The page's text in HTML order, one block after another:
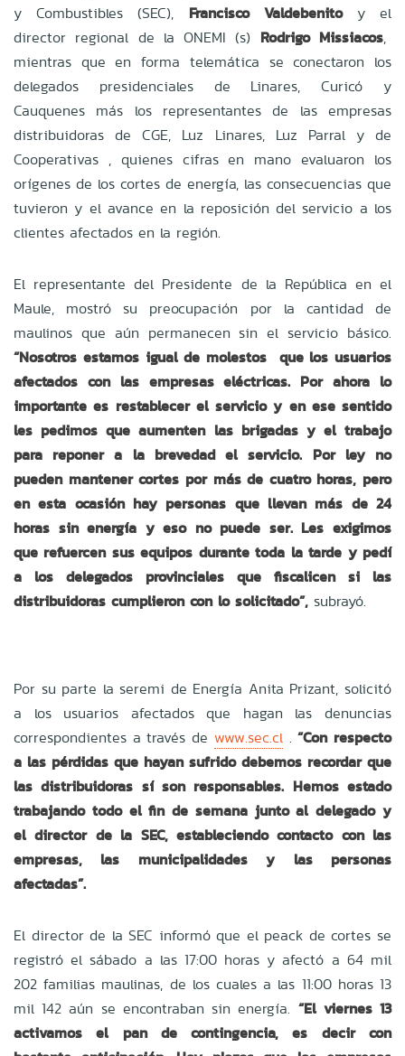
y Combustibles (SEC), Francisco Valdebenitoy el
director regional de la ONEMI (s) Rodrigo Missiacos,
mientras que en forma telemática se conectaron los
delegados presidenciales de Linares, Curicó y
Cauquenes más los representantes de las empresas
distribuidoras de CGE, Luz Linares, Luz Parral y de
Cooperativas , quienes cifras en mano evaluaron los
orígenes de los cortes de energía, las consecuencias que
tuvieron y el avance en la reposición del servicio a los
clientes afectados en la región.
El representante del Presidente de la República en el
Maule, mostró su preocupación por la cantidad de
maulinos que aún permanecen sin el servicio básico.
“Nosotros estamos igual de molestos que los usuarios
afectados con las empresas eléctricas. Por ahora lo
importante es restablecer el servicio y en ese sentido
les pedimos que aumenten las brigadas y el trabajo
para reponer a la brevedad el servicio. Por ley no
pueden mantener cortes por más de cuatro horas, pero
en esta ocasión hay personas que llevan más de 24
horas sin energía y eso no puede ser. Les exigimos
que refuercen sus equipos durante toda la tarde y pedí
a los delegados provinciales que fiscalicen si las
distribuidoras cumplieron con lo solicitado”, subrayó.
Por su parte la seremi de Energía Anita Prizant, solicitó
a los usuarios afectados que hagan las denuncias
correspondientes a través de www.sec.cl.“Con respecto
a las pérdidas que hayan sufrido debemos recordar que
las distribuidoras sí son responsables. Hemos estado
trabajando todo el fin de semana junto al delegado y
el director de la SEC, estableciendo contacto con las
empresas, las municipalidades y las personas
afectadas”.
El director de la SEC informó que el peack de cortes se
registró el sábado a las 17:00 horas y afectó a 64 mil
202 familias maulinas, de los cuales a las 11:00 horas 13
mil 142 aún se encontraban sin energía. “El viernes 13
activamos el pan de contingencia, es decir con